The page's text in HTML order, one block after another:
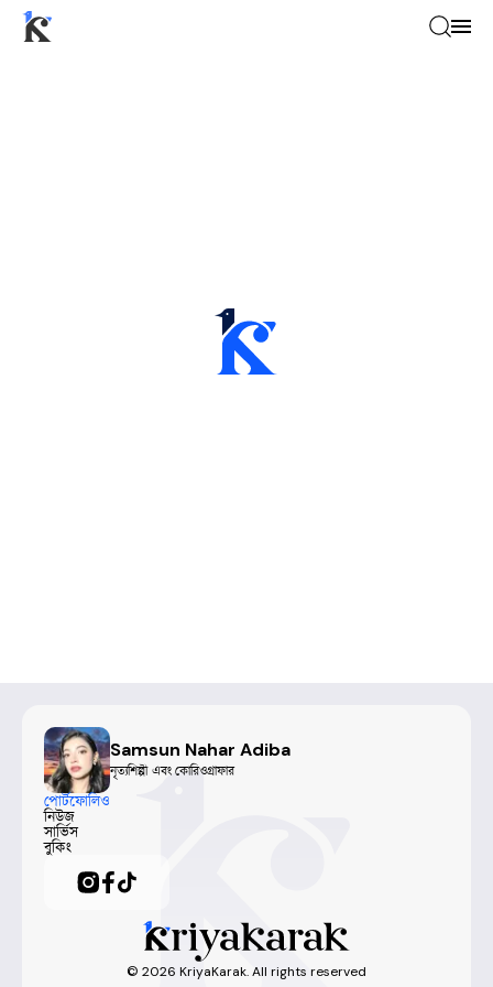
Samsun Nahar Adiba
নৃত্যশিল্পী এবং কোরিওগ্রাফার
পোর্টফোলিও
নিউজ
সার্ভিস
বুকিং
© 2026 KriyaKarak. All rights reserved